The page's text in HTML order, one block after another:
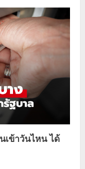
เข้าวันไหน ได้